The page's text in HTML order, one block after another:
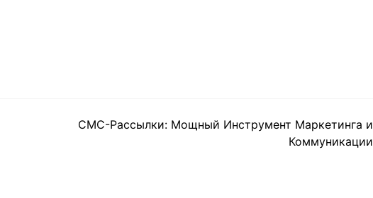
СМС-Рассылки: Мощный Инструмент Маркетинга и
Коммуникации